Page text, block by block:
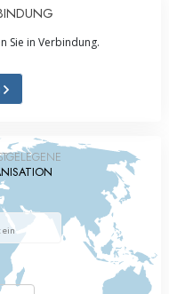
Sie in Verbindung.